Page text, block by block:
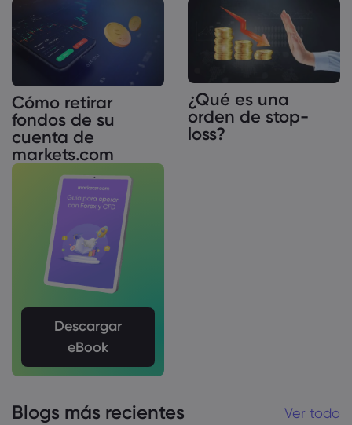
Cómo retirar
fondos de su
cuenta de
markets.com
¿Qué es una
orden de stop-
loss?
Descargar
eBook
Blogs más recientes Ver todo